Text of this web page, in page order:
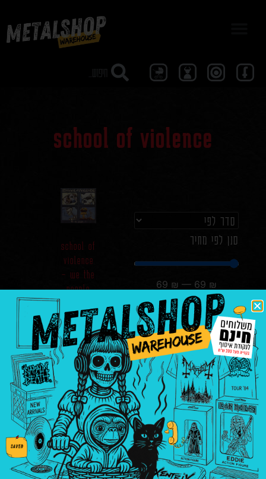
school of violence
סנן לפי מחיר
₪
69
—
₪
69
school of
violence
– we the
people
₪69.00
הוספה
לסל